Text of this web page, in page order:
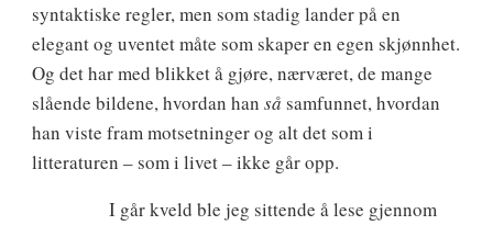
syntaktiske regler, men som stadig lander på en
elegant og uventet måte som skaper en egen skjønnhet.
Og det har med blikket å gjøre, nærværet, de mange
slående bildene, hvordan han så samfunnet, hvordan
han viste fram motsetninger og alt det som i
litteraturen – som i livet – ikke går opp.
I går kveld ble jeg sittende å lese gjennom